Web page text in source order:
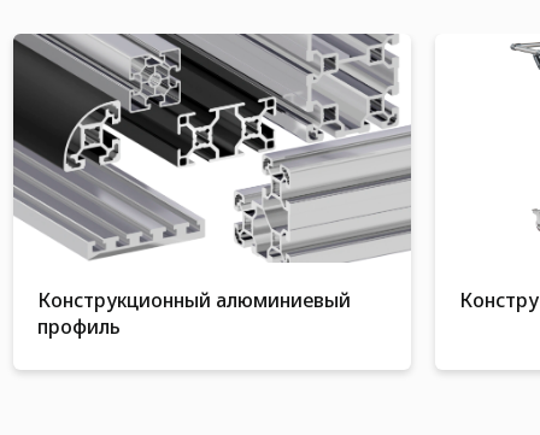
Конструкционный алюминиевый
профиль